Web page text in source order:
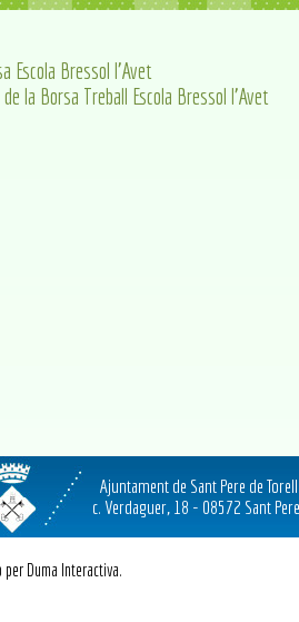
Escola Bressol l'Avet
la Borsa Treball Escola Bressol l'Avet
Ajuntament de Sant Pere de
c. Verdaguer, 18 - 08572 Sant
per Duma Interactiva.